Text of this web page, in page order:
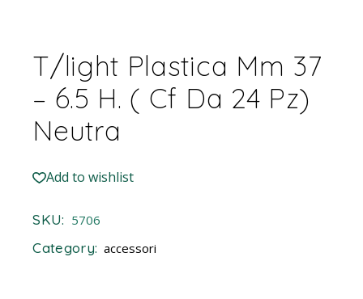
T/light Plastica Mm 37
– 6.5 H. ( Cf Da 24 Pz)
Neutra
Add to wishlist
SKU: 5706
Category: accessori